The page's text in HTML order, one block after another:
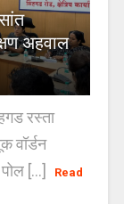
अहवाल
रस्ता
वॉर्डन
[...]
Read